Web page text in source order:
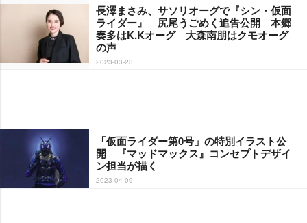
長澤まさみ、サソリオーグで『シン・仮面
ライダー』 尻尾うごめく追告公開 本郷
奏多はK.Kオーグ 大森南朋はクモオーグ
の声
2023-03-23
「仮面ライダー第0号」の特別イラスト公
開 『マッドマックス』コンセプトデザイ
ン担当が描く
2023-04-09